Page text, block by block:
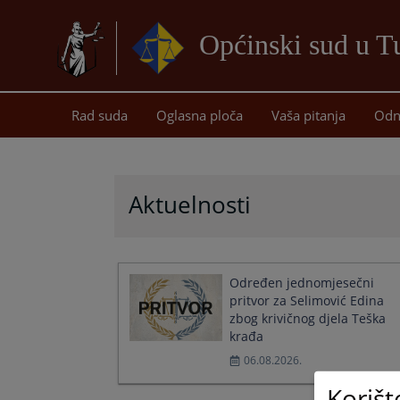
Općinski sud u
Rad suda Oglasna ploča Vaša pitanja
Aktuelnosti
Određen jednomjesečni
pritvor za Selimović Edina
zbog krivičnog djela Teška
krađa
06.08.2026.